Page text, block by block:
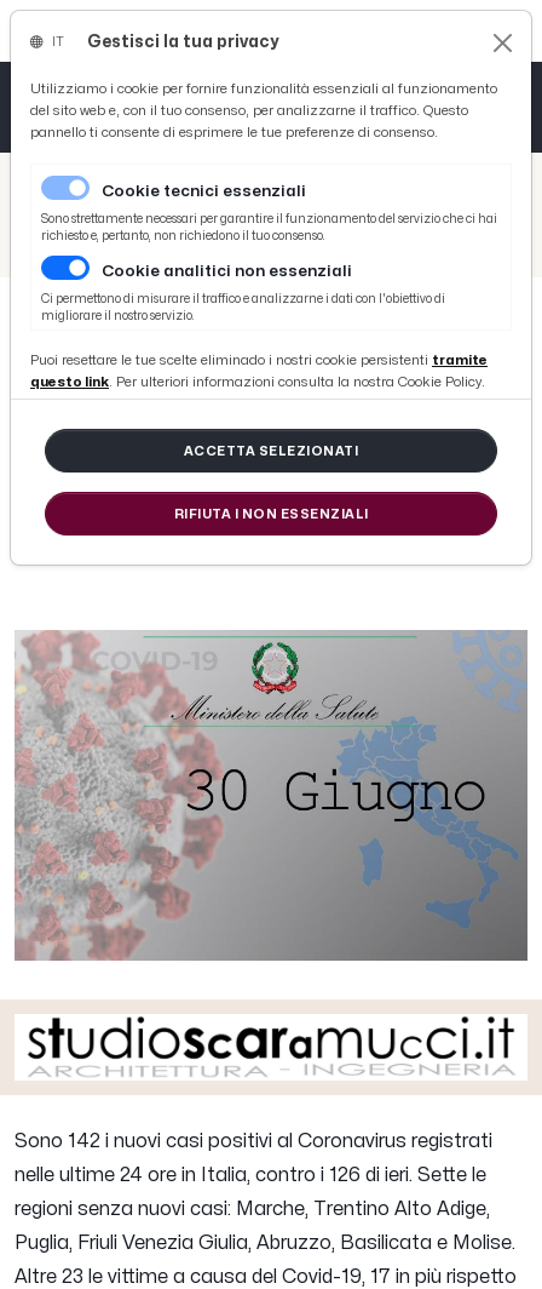
/ Picenotime
/ News
Coronavirus, Ministero Salute: “Altri 142 nuovi casi positivi e 23 ulteriori deceduti”
Coronavirus, Ministero Salute:
“Altri 142 nuovi casi positivi e 23
ulteriori deceduti”
di Redazione Picenotime
Sono 142 i nuovi casi positivi al Coronavirus registrati
nelle ultime 24 ore in Italia, contro i 126 di ieri. Sette le
regioni senza nuovi casi: Marche, Trentino Alto Adige,
Puglia, Friuli Venezia Giulia, Abruzzo, Basilicata e Molise.
Altre 23 le vittime a causa del Covid-19, 17 in più rispetto
Gestisci la tua privacy
Utilizziamo i cookie per fornire funzionalità essenziali al funzionamento
del sito web e, con il tuo consenso, per analizzarne il traffico. Questo
pannello ti consente di esprimere le tue preferenze di consenso.
Cookie tecnici essenziali
Sono strettamente necessari per garantire il funzionamento del servizio che ci hai
richiesto e, pertanto, non richiedono il tuo consenso.
Cookie analitici non essenziali
Ci permettono di misurare il traffico e analizzarne i dati con l'obiettivo di
migliorare il nostro servizio.
Puoi resettare le tue scelte eliminado i nostri cookie persistenti tramite
questo link. Per ulteriori informazioni consulta la nostra Cookie Policy.
ACCETTA SELEZIONATI
RIFIUTA I NON ESSENZIALI
Tutto News
Tutto Sport
Basket
Ciclismo
Tutto Curiosità